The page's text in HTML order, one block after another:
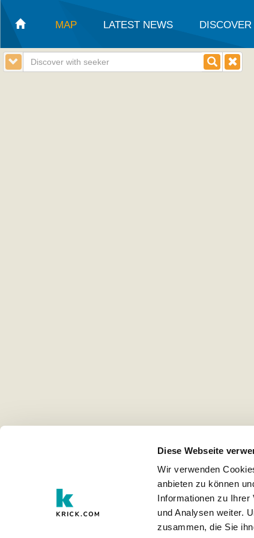
Diese Webseite
Wir verwenden
anbieten zu können
Informationen zu Ihrer
und Analysen weiter.
zusammen, die Sie
MAP LATEST NEWS DISCOVER